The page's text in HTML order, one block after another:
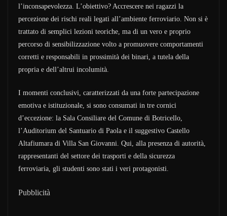
l’inconsapevolezza. L’obiettivo? Accrescere nei ragazzi la
percezione dei rischi reali legati all’ambiente ferroviario. Non si è
trattato di semplici lezioni teoriche, ma di un vero e proprio
percorso di sensibilizzazione volto a promuovere comportamenti
corretti e responsabili in prossimità dei binari, a tutela della
propria e dell’altrui incolumità.
I momenti conclusivi, caratterizzati da una forte partecipazione
emotiva e istituzionale, si sono consumati in tre cornici
d’eccezione: la Sala Consiliare del Comune di Botricello,
l’Auditorium del Santuario di Paola e il suggestivo Castello
Altafiumara di Villa San Giovanni. Qui, alla presenza di autorità,
rappresentanti del settore dei trasporti e della sicurezza
ferroviaria, gli studenti sono stati i veri protagonisti.
Pubblicità